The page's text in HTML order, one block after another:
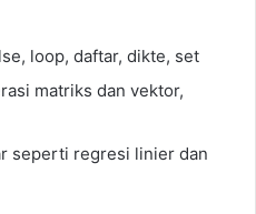
loop, daftar, dikte, set
matriks dan vektor,
seperti regresi linier dan